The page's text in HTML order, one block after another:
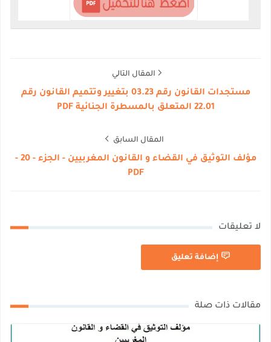
المقال التالي
مستجدات القانون رقم 03.23 بتغيير وتتميم القانون رقم
22.01 المتعلق بالمسطرة الجنائية PDF
المقال السابق
مؤلف التوثيق في القضاء و القانون المغربيين - الجزء - 20 -
PDF
لا تعليقات
إضافة تعليق
مقالات ذات صلة